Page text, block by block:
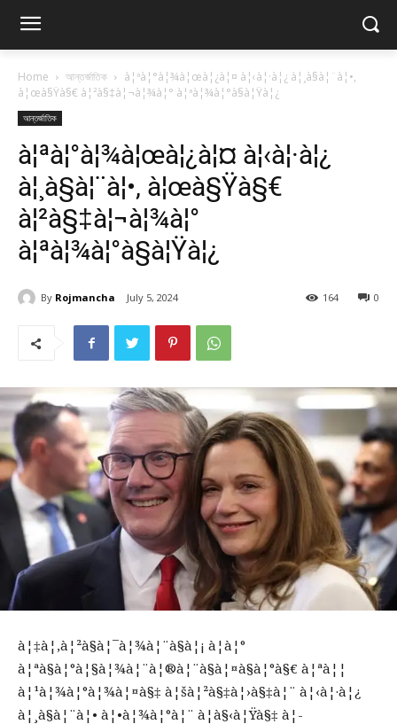
Home আন্তর্জাতিক
à¦ªà¦°à¦¾à¦œà¦¿à¦¤ à¦‹à¦·à¦¿ à¦¸à§à¦¨à¦•,
à¦œà§Ÿà§€ à¦²à§‡à¦¬à¦¾à¦° à¦ªà¦¾à¦°à§à¦Ÿà¦¿
আন্তর্জাতিক
à¦ªà¦°à¦¾à¦œà¦¿à¦¤ à¦‹à¦·à¦¿
à¦¸à§à¦¨à¦•, à¦œà§Ÿà§€
à¦²à§‡à¦¬à¦¾à¦°
à¦ªà¦¾à¦°à§à¦Ÿà¦¿
By Rojmancha July 5, 2024 0
164
à¦‡à¦‚à¦²à§à¦¯à¦¾à¦¨à§à¦¡ à¦à¦°
à¦ªà§à¦°à¦§à¦¾à¦¨à¦®à¦¨à§à¦¤à§à¦°à§€ à¦ªà¦¦
à¦¹à¦¾à¦°à¦¾à¦¤à§‡ à¦šà¦²à§‡à¦›à§‡à¦¨ à¦‹à¦·à¦¿
à¦¸à§à¦¨à¦• à¦•à¦¾à¦°à¦¨ à¦­à§‹à¦Ÿà§‡ à¦­